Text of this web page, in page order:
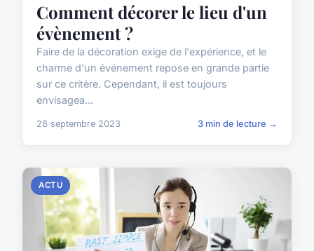
Comment décorer le lieu d'un
évènement ?
Faire de la décoration exige de l'expérience, et le
charme d'un événement repose en grande partie
sur ce critère. Cependant, il est toujours
envisagea...
28 septembre 2023 3 min de lecture →
ACTU